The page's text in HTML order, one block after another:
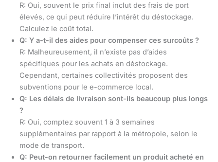
R: Oui, souvent le prix final inclut des frais de port
élevés, ce qui peut réduire l’intérêt du déstockage.
Calculez le coût total.
Q: Y a-t-il des aides pour compenser ces surcoûts ?
R: Malheureusement, il n’existe pas d’aides
spécifiques pour les achats en déstockage.
Cependant, certaines collectivités proposent des
subventions pour le e-commerce local.
Q: Les délais de livraison sont-ils beaucoup plus longs
?
R: Oui, comptez souvent 1 à 3 semaines
supplémentaires par rapport à la métropole, selon le
mode de transport.
Q: Peut-on retourner facilement un produit acheté en